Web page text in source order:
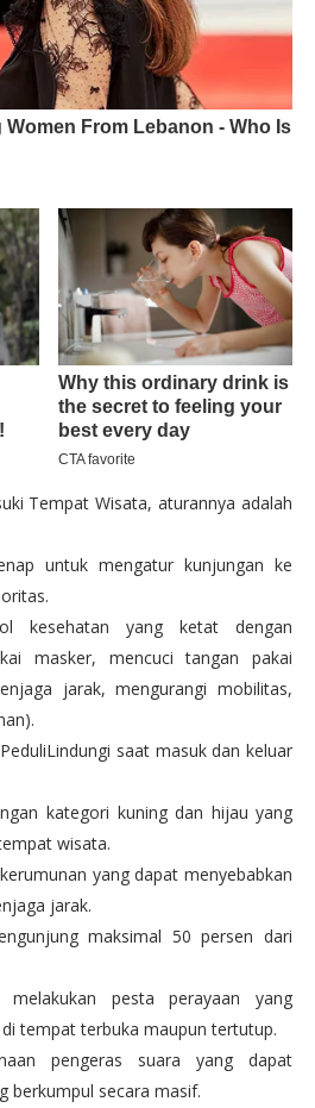
Tempat Wisata, aturannya adalah
untuk mengatur kunjungan ke
kesehatan yang ketat dengan
masker, mencuci tangan pakai
jarak, mengurangi mobilitas,
saat masuk dan keluar
kategori kuning dan hijau yang
wisata.
yang dapat menyebabkan
jarak.
maksimal 50 persen dari
melakukan pesta perayaan yang
tempat terbuka maupun tertutup.
pengeras suara yang dapat
berkumpul secara masif.